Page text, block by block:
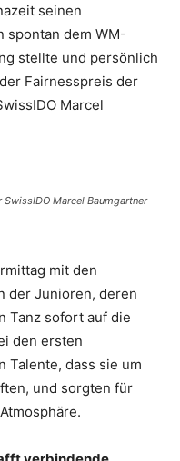
seinen
spontan dem WM-
stellte und persönlich
Fairnesspreis der
Marcel
Marcel Baumgartner
mit den
der Junioren, deren
Tanz sofort auf die
den ersten
Talente, dass sie um
und sorgten für